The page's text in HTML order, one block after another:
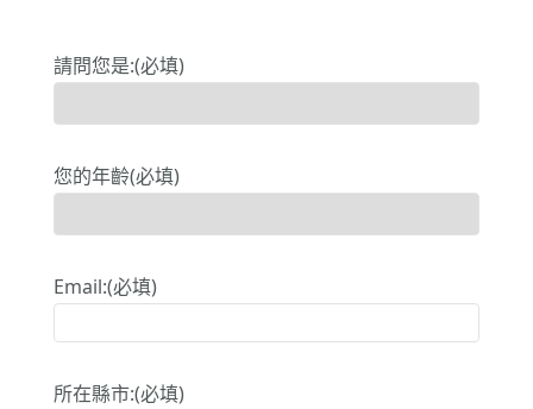
請問您是:(必填)
您的年齡(必填)
Email:(必填)
所在縣市:(必填)